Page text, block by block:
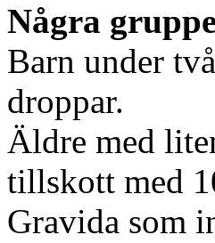
Några
Barn under
droppar.
Äldre med
tillskott med
Gravida som